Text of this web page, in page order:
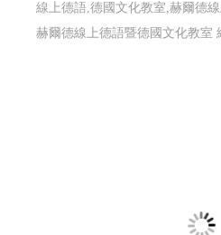
線上德語,德國文化教室,赫爾德
赫爾德線上德語暨德國文化教室